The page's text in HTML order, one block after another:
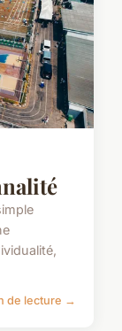
de lecture →